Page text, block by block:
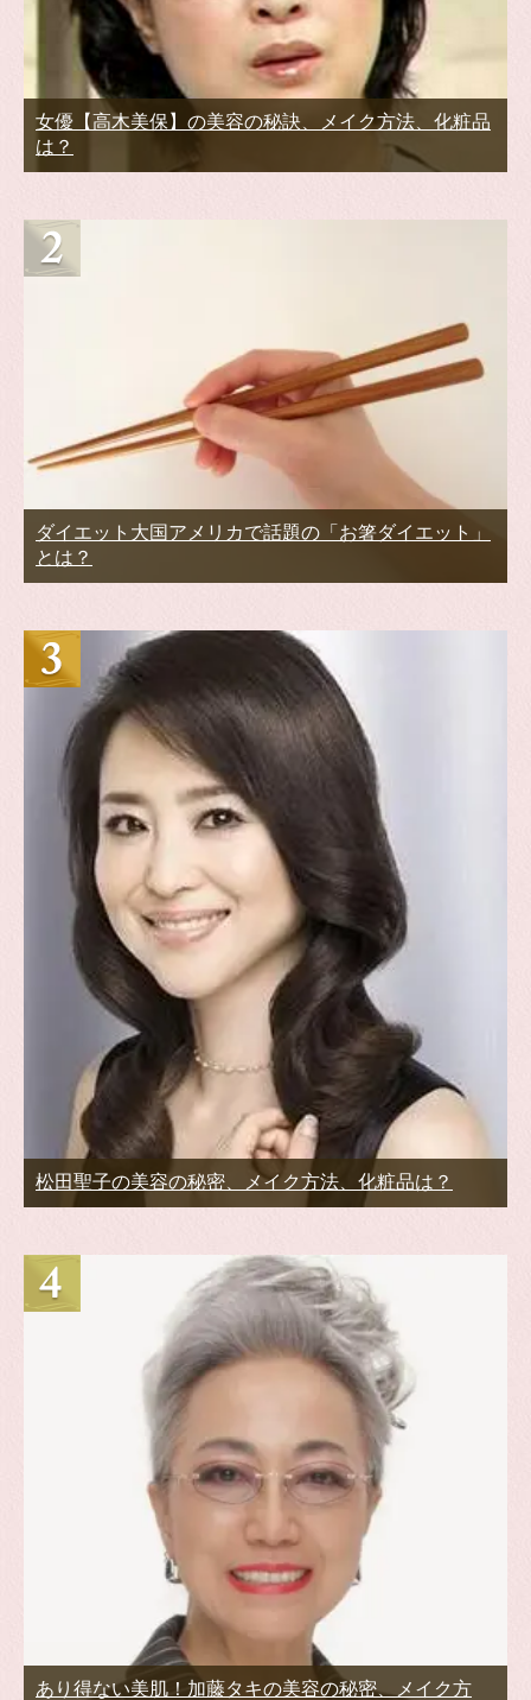
女優【高木美保】の美容の秘訣、メイク方法、化粧品
は？
ダイエット大国アメリカで話題の「お箸ダイエット」
とは？
松田聖子の美容の秘密、メイク方法、化粧品は？
あり得ない美肌！加藤タキの美容の秘密、メイク方